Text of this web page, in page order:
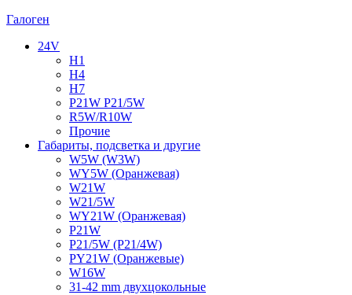
Галоген
24V
H1
H4
H7
P21W P21/5W
R5W/R10W
Прочие
Габариты, подсветка и другие
W5W (W3W)
WY5W (Оранжевая)
W21W
W21/5W
WY21W (Оранжевая)
P21W
P21/5W (P21/4W)
PY21W (Оранжевые)
W16W
31-42 mm двухцокольные